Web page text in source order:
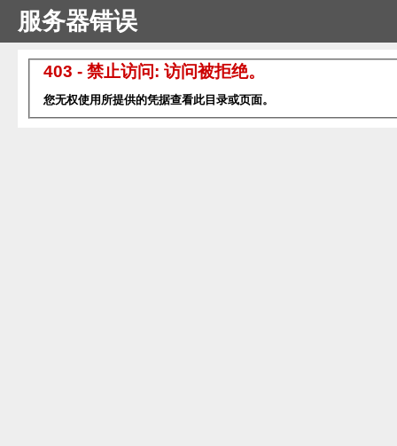
服务器错误
403 - 禁止访问: 访问被拒绝。
您无权使用所提供的凭据查看此目录或页面。